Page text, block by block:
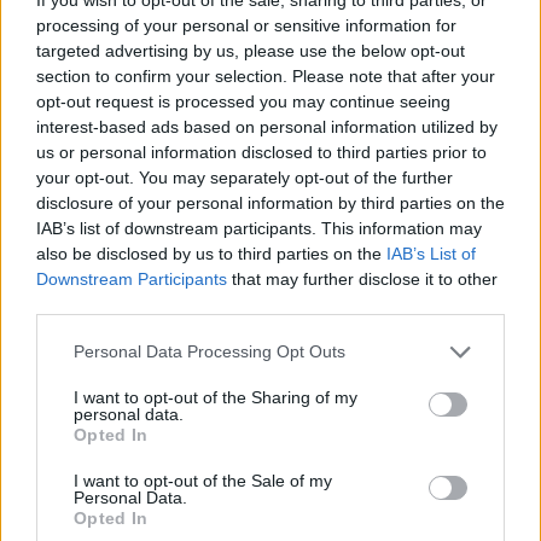
processing of your personal or sensitive information for
targeted advertising by us, please use the below opt-out
section to confirm your selection. Please note that after your
opt-out request is processed you may continue seeing
interest-based ads based on personal information utilized by
us or personal information disclosed to third parties prior to
your opt-out. You may separately opt-out of the further
disclosure of your personal information by third parties on the
IAB’s list of downstream participants. This information may
also be disclosed by us to third parties on the IAB’s List of
Downstream Participants that may further disclose it to other
Personal Data Processing Opt Outs
I want to opt-out of the Sharing of my
personal data.
Opted In
I want to opt-out of the Sale of my
Personal Data.
Opted In
καρκίνο του μαστού κατά 25% συνολικά.
9ος μύθος: Μια γυναίκα η οποία δεν έχει
καρκίνο μαστού δεν είναι σημαντικό να
εξετάζεται από χειρουργό μαστού
(μαστολόγο).
Αλήθεια:
Κάθε γυναίκα πρέπει να
αυτοεξετάζεται μια φορά το μήνα και να
(μαστολόγο) μια φορά το χρόνο για κλινική
γυναικολόγο της. Η κλινική εξέταση, ακόμη κι
εάν είναι φυσιολογική, πρέπει να
ακολουθείται από μαστογραφία, εάν η
γυναίκα είναι άνω των 40 ετών, ενώ εάν